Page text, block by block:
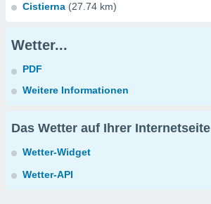
Cistierna (27.74 km)
Wetter...
PDF
Weitere Informationen
Das Wetter auf Ihrer Internetseite
Wetter-Widget
Wetter-API